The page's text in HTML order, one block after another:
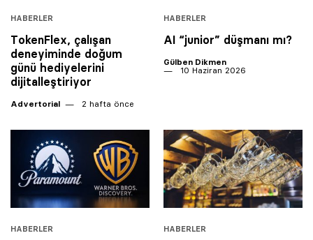
HABERLER
TokenFlex, çalışan
deneyiminde doğum
günü hediyelerini
dijitalleştiriyor
Advertorial 2 hafta önce
HABERLER
AI “junior” düşmanı mı?
Gülben Dikmen
10 Haziran 2026
HABERLER HABERLER